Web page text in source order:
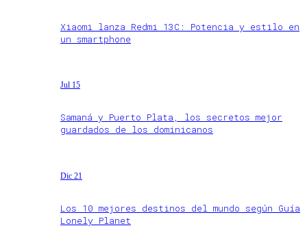
Xiaomi lanza Redmi 13C: Potencia y estilo en
un smartphone
Jul 15
Samaná y Puerto Plata, los secretos mejor
guardados de los dominicanos
Dic 21
Los 10 mejores destinos del mundo según Guía
Lonely Planet